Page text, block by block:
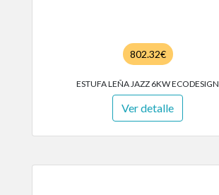
802.32€
ESTUFA LEÑA JAZZ 6KW ECODESIGN
Ver detalle